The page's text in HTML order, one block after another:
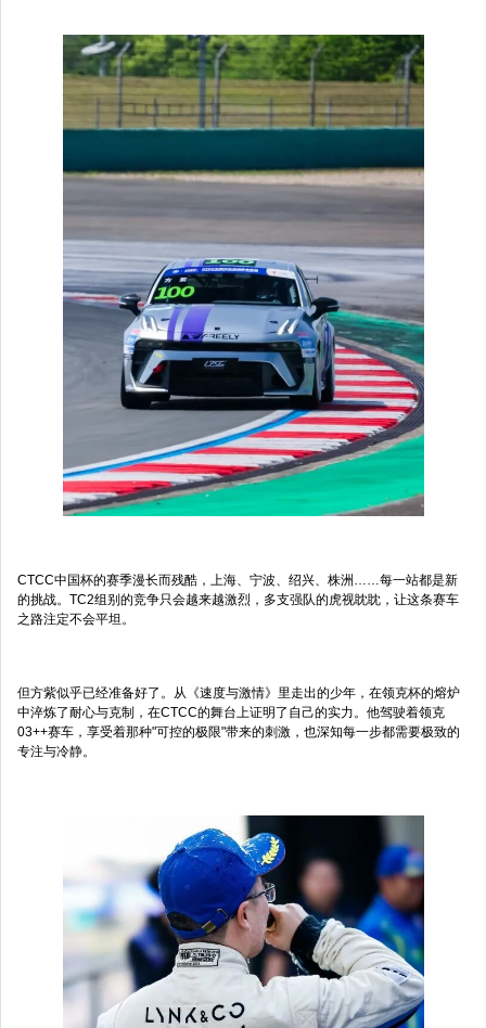
CTCC中国杯的赛季漫长而残酷，上海、宁波、绍兴、株洲……每一站都是新
的挑战。TC2组别的竞争只会越来越激烈，多支强队的虎视眈眈，让这条赛车
之路注定不会平坦。
但方紫似乎已经准备好了。从《速度与激情》里走出的少年，在领克杯的熔炉
中淬炼了耐心与克制，在CTCC的舞台上证明了自己的实力。他驾驶着领克
03++赛车，享受着那种"可控的极限"带来的刺激，也深知每一步都需要极致的
专注与冷静。